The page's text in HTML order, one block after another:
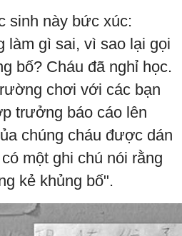
sinh này bức xúc:
làm gì sai, vì sao lại gọi
bố? Cháu đã nghỉ học.
chơi với các bạn
trưởng báo cáo lên
chúng cháu được dán
một ghi chú nói rằng
kẻ khủng bố".